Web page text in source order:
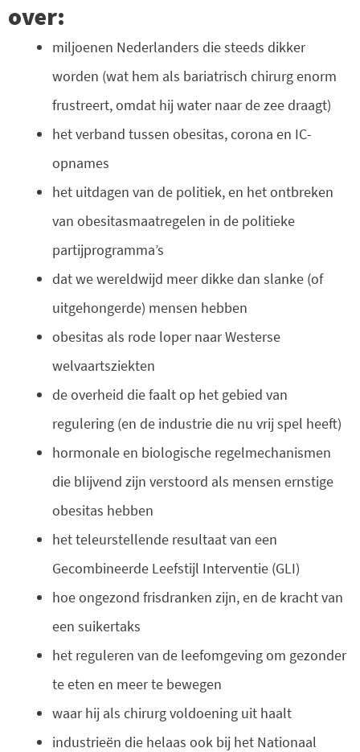
over:
miljoenen Nederlanders die steeds dikker
worden (wat hem als bariatrisch chirurg enorm
frustreert, omdat hij water naar de zee draagt)
het verband tussen obesitas, corona en IC-
opnames
het uitdagen van de politiek, en het ontbreken
van obesitasmaatregelen in de politieke
partijprogramma’s
dat we wereldwijd meer dikke dan slanke (of
uitgehongerde) mensen hebben
obesitas als rode loper naar Westerse
welvaartsziekten
de overheid die faalt op het gebied van
regulering (en de industrie die nu vrij spel heeft)
hormonale en biologische regelmechanismen
die blijvend zijn verstoord als mensen ernstige
obesitas hebben
het teleurstellende resultaat van een
Gecombineerde Leefstijl Interventie (GLI)
hoe ongezond frisdranken zijn, en de kracht van
een suikertaks
het reguleren van de leefomgeving om gezonder
te eten en meer te bewegen
waar hij als chirurg voldoening uit haalt
industrieën die helaas ook bij het Nationaal